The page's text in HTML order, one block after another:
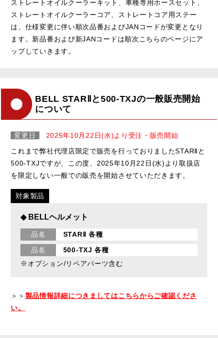
ストレートオイルクーラーキット、車種専用ホースセット、
ストレートオイルクーラーコア、ストレートコア用ステー
は、仕様変更に伴い順次品番およびJANコードが変更となり
ます。新品番および新JANコードは順次こちらのページにア
ップしていきます。
BELL STARⅡと500-TXJの一般販売開始
について
変更日
2025年10月22日(水)より受注・販売開始
これまで弊社代理店限定で販売を行っておりましたSTARⅡと
500-TXJですが、この度、2025年10月22日(水)より取扱店
を限定しない一般での販売を開始させていただきます。
対象製品
◆ BELLヘルメット
品名
STARⅡ 各種
品名
500-TXJ 各種
※オプション/リペアパーツ含む
＞＞ 製品情報詳細につきましてはこちらからご確認くださ
い。